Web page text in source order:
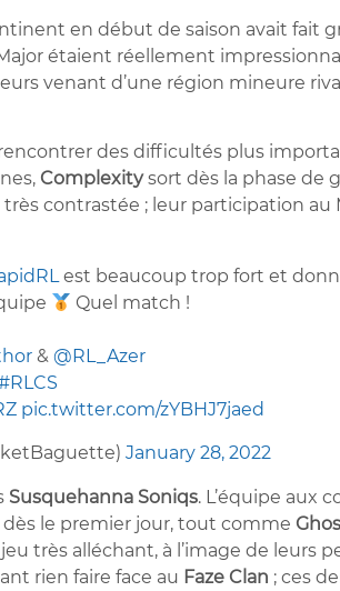
en début de saison avait fait
étaient réellement
venant d’une région mineure
des difficultés plus
Complexitysort dès la phase de
contrastée ; leur participation au
est beaucoup trop fort et
Quel match !
&@RL_Azer
pic.twitter.com/zYBHJ7jaed
January 28, 2022
Susquehanna Soniqs. L’équipe aux
dès le premier jour, tout comme
très alléchant, à l’image de leurs
rien faire face au Faze Clan ; ces